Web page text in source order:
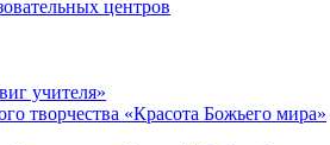
центров
учителя»
творчества «Красота Божьего мира»